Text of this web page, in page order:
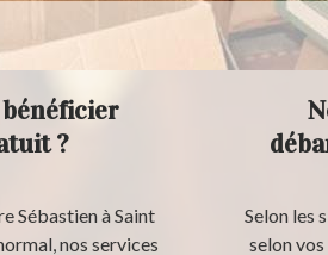
?
Sébastien à Saint
nos services
Selon les
selon